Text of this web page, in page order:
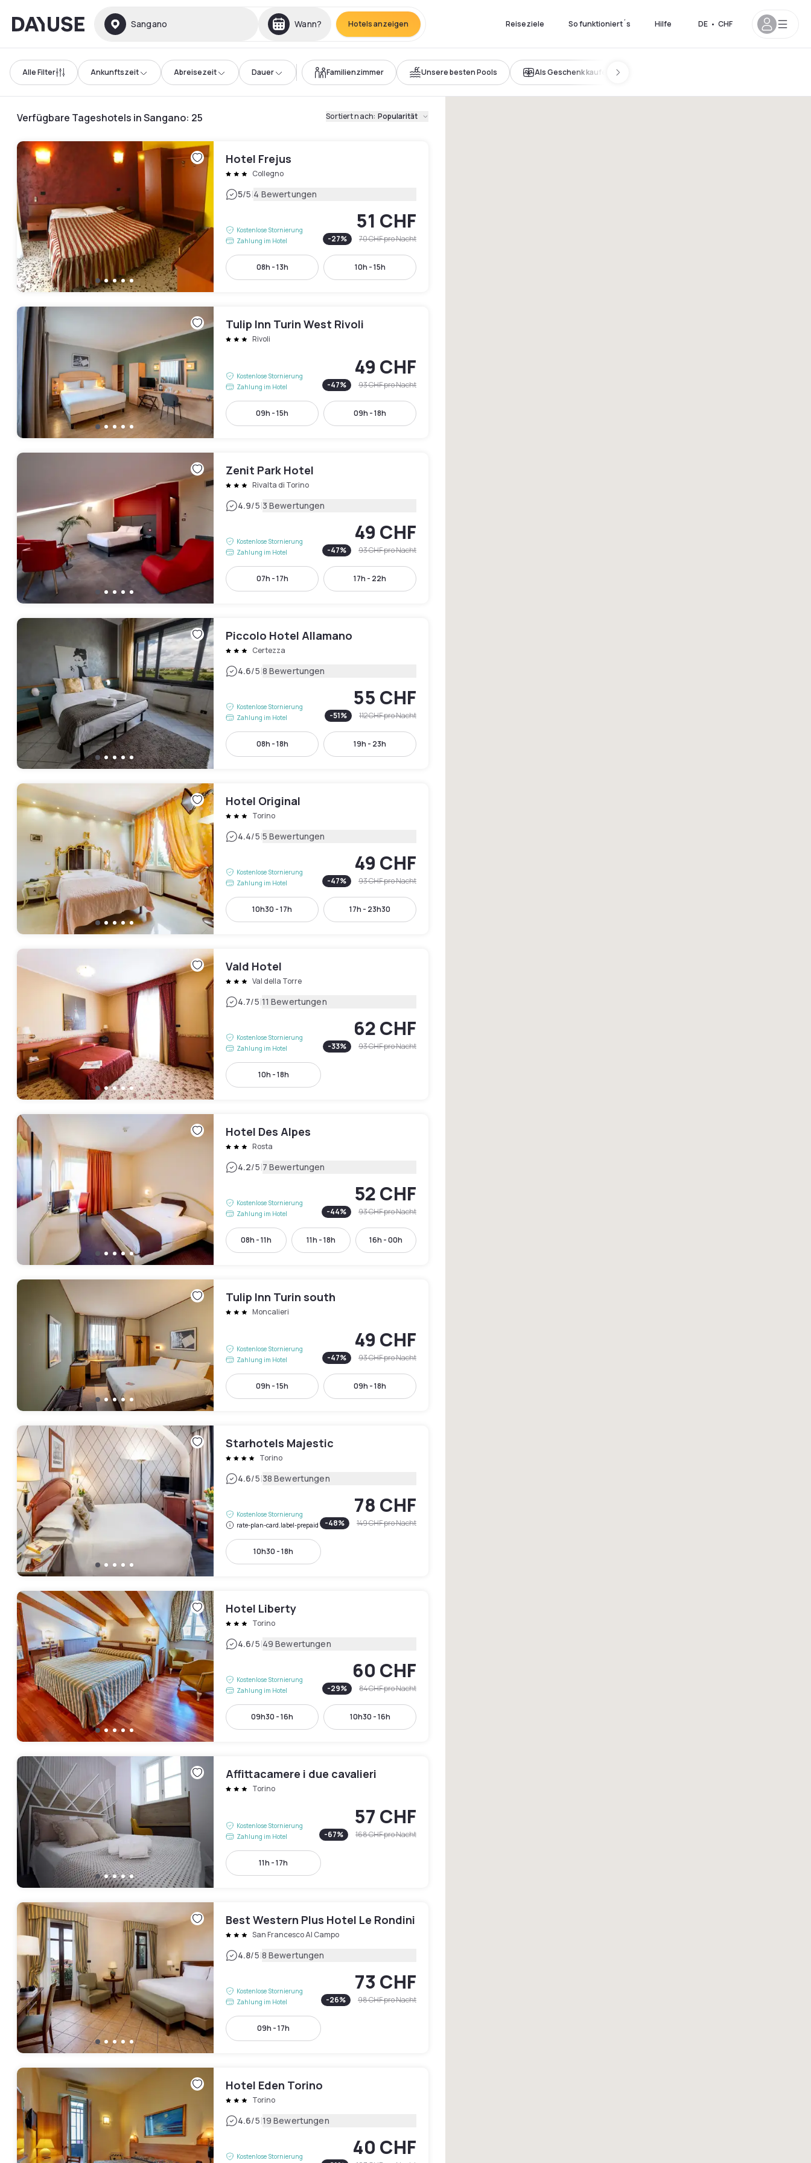
Dayuse Sangano Wann? Hotels anzeigen Reiseziele So funktioniert´s Hilfe DE • CHF
Alle Filter Ankunftszeit Abreisezeit Dauer Familienzimmer Unsere besten Pools Als Geschenk kaufen
Verfügbare Tageshotels in Sangano: 25 Sortiert nach: Popularität
Hotel Frejus
Collegno
5/5|4 Bewertungen
Kostenlose Stornierung
Zahlung im Hotel
51 CHF
-27% 70 CHFpro Nacht
08h - 13h 10h - 15h
Tulip Inn Turin West Rivoli
Rivoli
Kostenlose Stornierung
Zahlung im Hotel
49 CHF
-47% 93 CHFpro Nacht
09h - 15h 09h - 18h
Zenit Park Hotel
Rivalta di Torino
4.9/5|3 Bewertungen
Kostenlose Stornierung
Zahlung im Hotel
49 CHF
-47% 93 CHFpro Nacht
07h - 17h 17h - 22h
Piccolo Hotel Allamano
Certezza
4.6/5|8 Bewertungen
Kostenlose Stornierung
Zahlung im Hotel
55 CHF
-51% 112 CHFpro Nacht
08h - 18h 19h - 23h
Hotel Original
Torino
4.4/5|5 Bewertungen
Kostenlose Stornierung
Zahlung im Hotel
49 CHF
-47% 93 CHFpro Nacht
10h30 - 17h 17h - 23h30
Vald Hotel
Val della Torre
4.7/5|11 Bewertungen
Kostenlose Stornierung
Zahlung im Hotel
62 CHF
-33% 93 CHFpro Nacht
10h - 18h
Hotel Des Alpes
Rosta
4.2/5|7 Bewertungen
Kostenlose Stornierung
Zahlung im Hotel
52 CHF
-44% 93 CHFpro Nacht
08h - 11h 11h - 18h 16h - 00h
Tulip Inn Turin south
Moncalieri
Kostenlose Stornierung
Zahlung im Hotel
49 CHF
-47% 93 CHFpro Nacht
09h - 15h 09h - 18h
Starhotels Majestic
Torino
4.6/5|38 Bewertungen
Kostenlose Stornierung
rate-plan-card.label-prepaid
78 CHF
-48% 149 CHFpro Nacht
10h30 - 18h
Hotel Liberty
Torino
4.6/5|49 Bewertungen
Kostenlose Stornierung
Zahlung im Hotel
60 CHF
-29% 84 CHFpro Nacht
09h30 - 16h 10h30 - 16h
Affittacamere i due cavalieri
Torino
Kostenlose Stornierung
Zahlung im Hotel
57 CHF
-67% 168 CHFpro Nacht
11h - 17h
Best Western Plus Hotel Le Rondini
San Francesco Al Campo
4.8/5|8 Bewertungen
Kostenlose Stornierung
Zahlung im Hotel
73 CHF
-26% 98 CHFpro Nacht
09h - 17h
Hotel Eden Torino
Torino
4.6/5|19 Bewertungen
Kostenlose Stornierung 40 CHF